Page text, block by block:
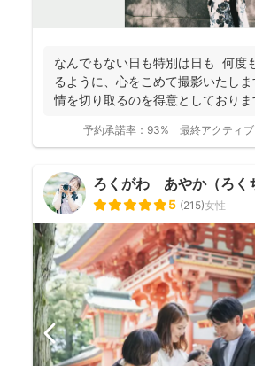
なんでもない日も特別は日も 何度
るように、心をこめて撮影いたし
情を切り取るのを得意としており
予約承諾率： 93% 最終アクティブ
ろくがわ あやか（ろく
5 (215)女性